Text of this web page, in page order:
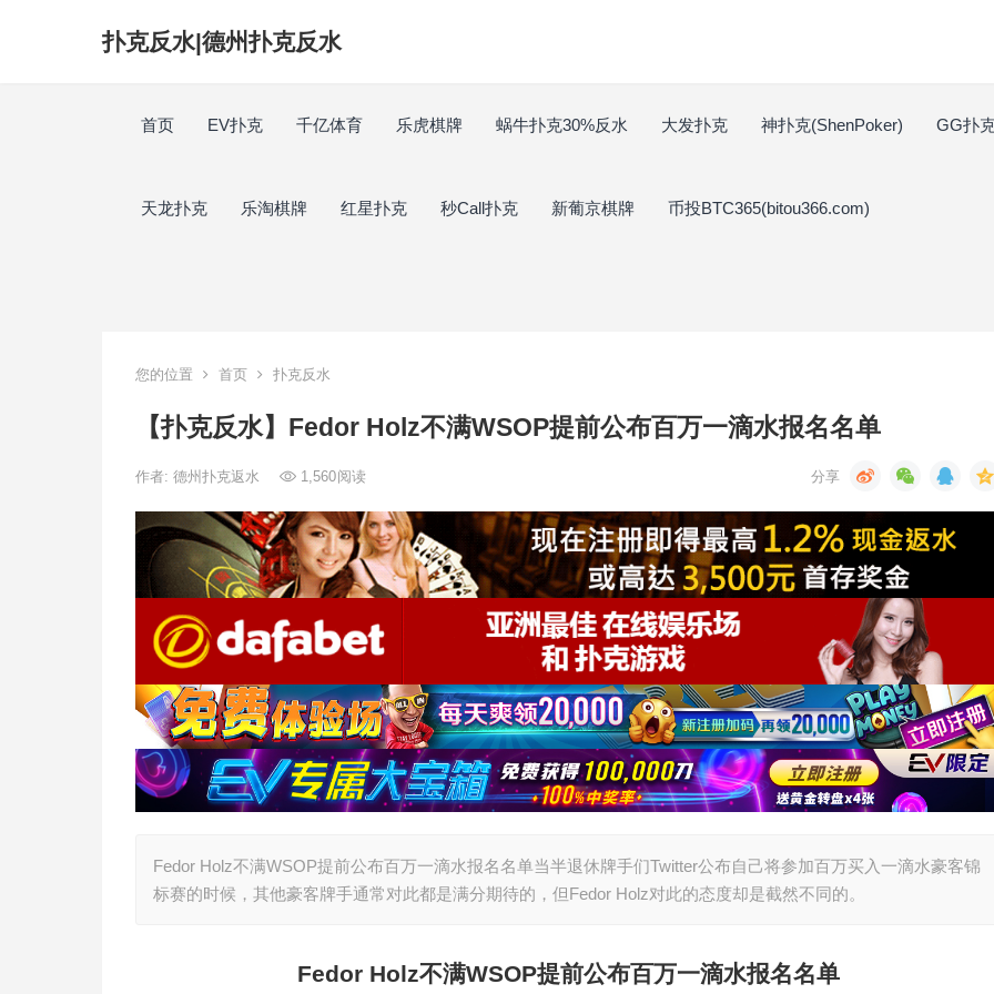
扑克反水|德州扑克反水
首页 EV扑克 千亿体育 乐虎棋牌 蜗牛扑克30%反水 大发扑克 神扑克(ShenPoker) GG扑
天龙扑克 乐淘棋牌 红星扑克 秒Call扑克 新葡京棋牌 币投BTC365(bitou366.com)
您的位置 首页 扑克反水
【扑克反水】Fedor Holz不满WSOP提前公布百万一滴水报名名单
作者: 德州扑克返水 1,560阅读
Fedor Holz不满WSOP提前公布百万一滴水报名名单当半退休牌手们Twitter公布自己将参加百万买入一滴水豪客锦
标赛的时候，其他豪客牌手通常对此都是满分期待的，但Fedor Holz对此的态度却是截然不同的。
Fedor Holz不满WSOP提前公布百万一滴水报名名单